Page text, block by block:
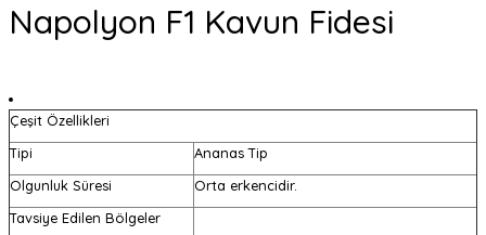
Napolyon F1 Kavun Fidesi
Çeşit Özellikleri
Tipi
Ananas Tip
Olgunluk Süresi
Orta erkencidir.
Tavsiye Edilen Bölgeler